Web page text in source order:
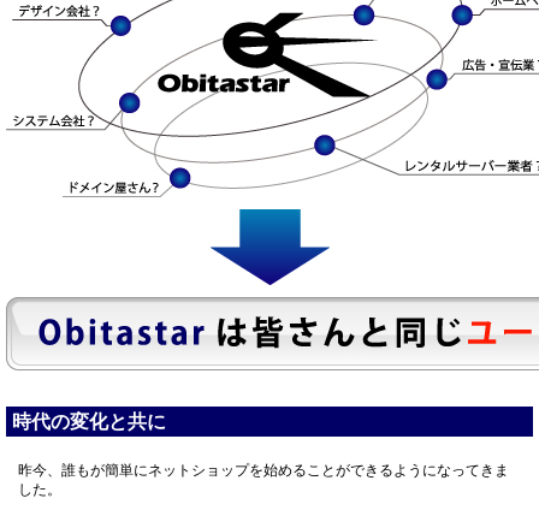
時代の変化と共に
昨今、誰もが簡単にネットショップを始めることができるようになってきま
した。